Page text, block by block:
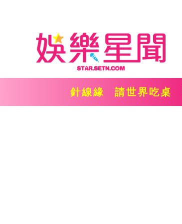
針線緣 請世界吃桌